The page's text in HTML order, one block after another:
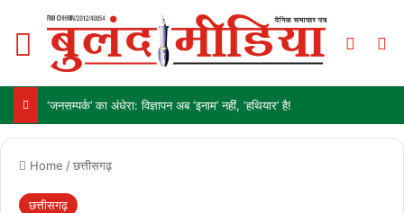
Menu
‘जनसम्पर्क’ का अंधेरा: विज्ञापन अब ‘इनाम’ नहीं, ‘हथियार’ है!
Home /छत्तीसगढ़
छत्तीसगढ़